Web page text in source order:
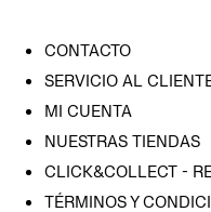
CONTACTO
SERVICIO AL
MI CUENTA
NUESTRAS TIENDAS
CLICK&COLLECT -
TÉRMINOS Y